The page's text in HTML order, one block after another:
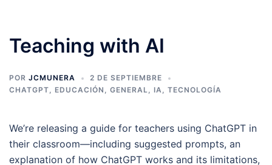
Teaching with AI
POR JCMUNERA
2 DE SEPTIEMBRE
CHATGPT, EDUCACIÓN , GENERAL, IA, TECNOLOGÍA
We’re releasing a guide for teachers using ChatGPT in
their classroom—including suggested prompts, an
explanation of how ChatGPT works and its limitations,